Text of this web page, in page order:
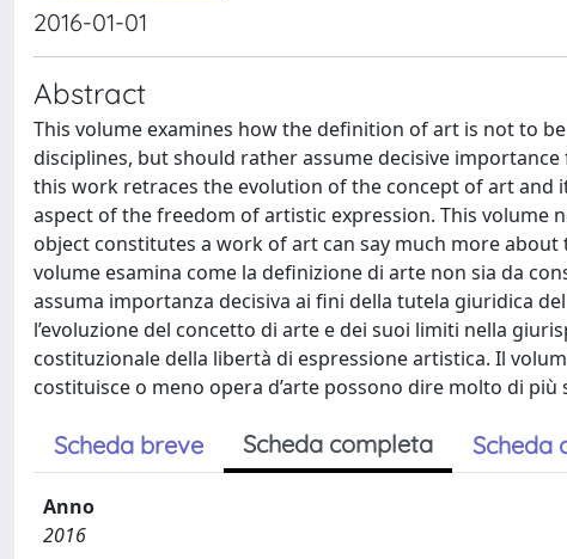
2016-01-01
Abstract
This volume examines how the definition of art is not to
disciplines, but should rather assume decisive
this work retraces the evolution of the concept of art and
aspect of the freedom of artistic expression. This volume
object constitutes a work of art can say much more
volume esamina come la definizione di arte non sia da
assuma importanza decisiva ai fini della tutela giuridica
l’evoluzione del concetto di arte e dei suoi limiti nella
costituzionale della libertà di espressione artistica. Il
costituisce o meno opera d’arte possono dire molto di
Scheda breve Scheda completa Scheda
Anno
2016